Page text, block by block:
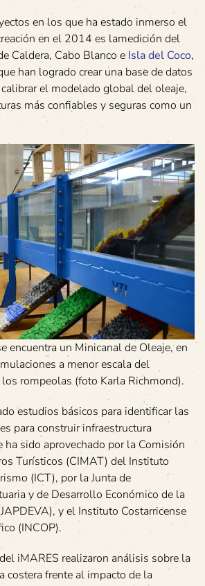
en los que ha estado inmerso el
en el 2014 es lamedición del
Caldera, Cabo Blanco e Isla del Coco,
han logrado crear una base de datos
el modelado global del oleaje,
más confiables y seguras como un
encuentra un Minicanal de Oleaje, en
a menor escala del
rompeolas (foto Karla Richmond).
estudios básicos para identificar las
para construir infraestructura
ha sido aprovechado por la Comisión
Turísticos (CIMAT) del Instituto
(ICT), por la Junta de
y de Desarrollo Económico de la
y el Instituto Costarricense
(INCOP).
iMARES realizaron análisis sobre la
costera frente al impacto de la